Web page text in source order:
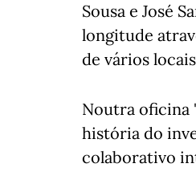
Sousa e José
longitude
de vários
Noutra oficina
história do
colaborativo